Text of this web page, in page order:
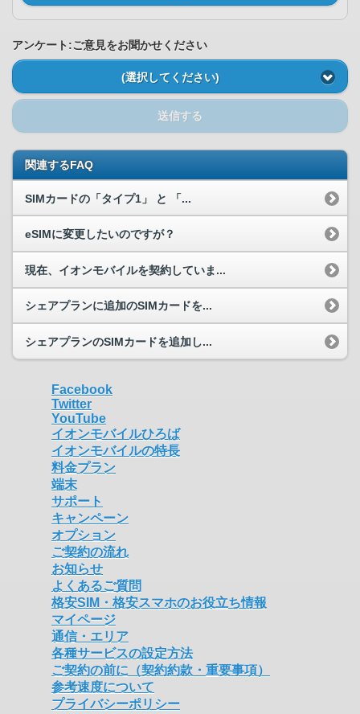
アンケート:ご意見をお聞かせください
(選択してください)
送信する
関連するFAQ
SIMカードの「タイプ1」 と 「...
eSIMに変更したいのですが？
現在、イオンモバイルを契約していま...
シェアプランに追加のSIMカードを...
シェアプランのSIMカードを追加し...
Facebook
Twitter
YouTube
イオンモバイルひろば
イオンモバイルの特長
料金プラン
端末
サポート
キャンペーン
オプション
ご契約の流れ
お知らせ
よくあるご質問
格安SIM・格安スマホのお役立ち情報
マイページ
通信・エリア
各種サービスの設定方法
ご契約の前に（契約約款・重要事項）
参考速度について
プライバシーポリシー